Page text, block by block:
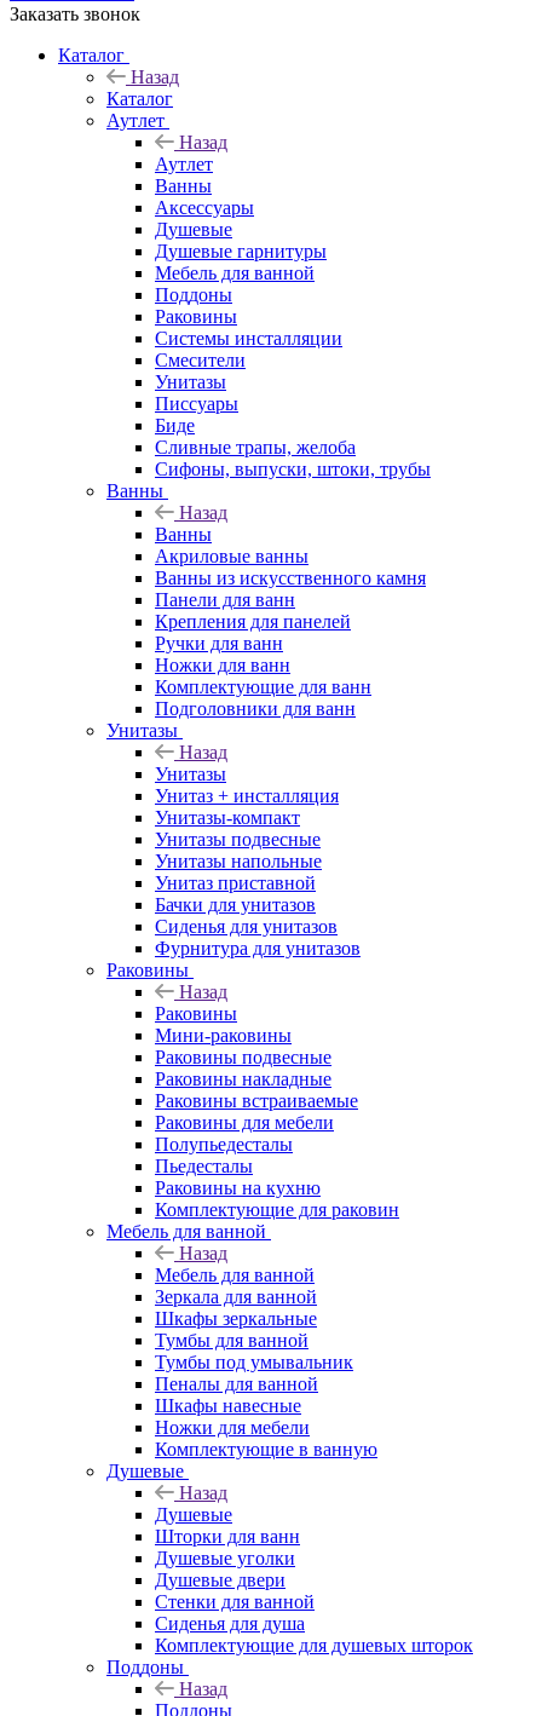
Заказать звонок
Каталог
Назад
Каталог
Аутлет
Назад
Аутлет
Ванны
Аксессуары
Душевые
Душевые гарнитуры
Мебель для ванной
Поддоны
Раковины
Системы инсталляции
Смесители
Унитазы
Писсуары
Биде
Сливные трапы, желоба
Сифоны, выпуски, штоки, трубы
Ванны
Назад
Ванны
Акриловые ванны
Ванны из искусственного камня
Панели для ванн
Крепления для панелей
Ручки для ванн
Ножки для ванн
Комплектующие для ванн
Подголовники для ванн
Унитазы
Назад
Унитазы
Унитаз + инсталляция
Унитазы-компакт
Унитазы подвесные
Унитазы напольные
Унитаз приставной
Бачки для унитазов
Сиденья для унитазов
Фурнитура для унитазов
Раковины
Назад
Раковины
Мини-раковины
Раковины подвесные
Раковины накладные
Раковины встраиваемые
Раковины для мебели
Полупьедесталы
Пьедесталы
Раковины на кухню
Комплектующие для раковин
Мебель для ванной
Назад
Мебель для ванной
Зеркала для ванной
Шкафы зеркальные
Тумбы для ванной
Тумбы под умывальник
Пеналы для ванной
Шкафы навесные
Ножки для мебели
Комплектующие в ванную
Душевые
Назад
Душевые
Шторки для ванн
Душевые уголки
Душевые двери
Стенки для ванной
Сиденья для душа
Комплектующие для душевых шторок
Поддоны
Назад
Поддоны